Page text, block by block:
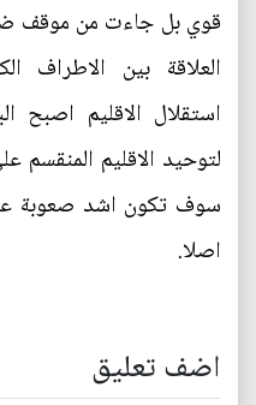
قوي بل جاءت من موقف
العلاقة بين الاطراف
استقلال الاقليم اصبح
لتوحيد الاقليم
سوف تكون اشد صعوبة
اصلا.
اضف تعليق